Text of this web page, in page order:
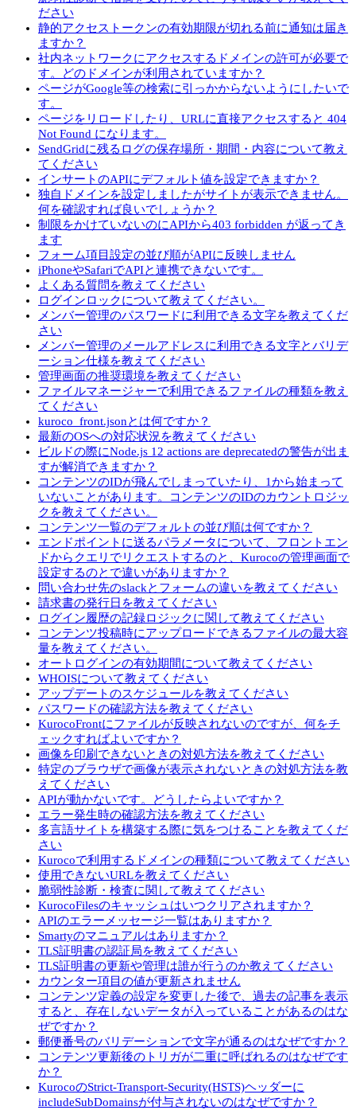
ださい
静的アクセストークンの有効期限が切れる前に通知は届き
ますか？
社内ネットワークにアクセスするドメインの許可が必要で
す。どのドメインが利用されていますか？
ページがGoogle等の検索に引っかからないようにしたいで
す。
ページをリロードしたり、URLに直接アクセスすると 404
Not Found になります。
SendGridに残るログの保存場所・期間・内容について教え
てください
インサートのAPIにデフォルト値を設定できますか？
独自ドメインを設定しましたがサイトが表示できません。
何を確認すれば良いでしょうか？
制限をかけていないのにAPIから403 forbidden が返ってき
ます
フォーム項目設定の並び順がAPIに反映しません
iPhoneやSafariでAPIと連携できないです。
よくある質問を教えてください
ログインロックについて教えてください。
メンバー管理のパスワードに利用できる文字を教えてくだ
さい
メンバー管理のメールアドレスに利用できる文字とバリデ
ーション仕様を教えてください
管理画面の推奨環境を教えてください
ファイルマネージャーで利用できるファイルの種類を教え
てください
kuroco_front.jsonとは何ですか？
最新のOSへの対応状況を教えてください
ビルドの際にNode.js 12 actions are deprecatedの警告が出ま
すが解消できますか？
コンテンツのIDが飛んでしまっていたり、1から始まって
いないことがあります。コンテンツのIDのカウントロジッ
クを教えてください。
コンテンツ一覧のデフォルトの並び順は何ですか？
エンドポイントに送るパラメータについて、フロントエン
ドからクエリでリクエストするのと、Kurocoの管理画面で
設定するのとで違いがありますか？
問い合わせ先のslackとフォームの違いを教えてください
請求書の発行日を教えてください
ログイン履歴の記録ロジックに関して教えてください
コンテンツ投稿時にアップロードできるファイルの最大容
量を教えてください。
オートログインの有効期間について教えてください
WHOISについて教えてください
アップデートのスケジュールを教えてください
パスワードの確認方法を教えてください
KurocoFrontにファイルが反映されないのですが、何をチ
ェックすればよいですか？
画像を印刷できないときの対処方法を教えてください
特定のブラウザで画像が表示されないときの対処方法を教
えてください
APIが動かないです。どうしたらよいですか？
エラー発生時の確認方法を教えてください
多言語サイトを構築する際に気をつけることを教えてくだ
さい
Kurocoで利用するドメインの種類について教えてください
使用できないURLを教えてください
脆弱性診断・検査に関して教えてください
KurocoFilesのキャッシュはいつクリアされますか？
APIのエラーメッセージ一覧はありますか？
Smartyのマニュアルはありますか？
TLS証明書の認証局を教えてください
TLS証明書の更新や管理は誰が行うのか教えてください
カウンター項目の値が更新されません
コンテンツ定義の設定を変更した後で、過去の記事を表示
すると、存在しないデータが入っていることがあるのはな
ぜですか？
郵便番号のバリデーションで文字が通るのはなぜですか？
コンテンツ更新後のトリガが二重に呼ばれるのはなぜです
か？
KurocoのStrict-Transport-Security(HSTS)ヘッダーに
includeSubDomainsが付与されないのはなぜですか？